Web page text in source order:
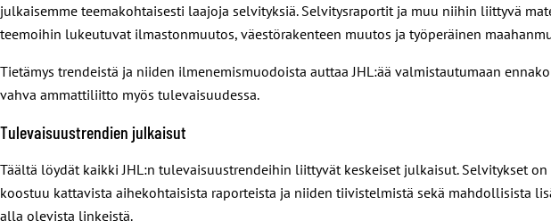
julkaisemme teemakohtaisesti laajoja selvityksiä. Selvitysraportit ja muu niihin liittyvä
teemoihin lukeutuvat ilmastonmuutos, väestörakenteen muutos ja työperäinen
Tietämys trendeistä ja niiden ilmenemismuodoista auttaa JHL:ää valmistautumaan
vahva ammattiliitto myös tulevaisuudessa.
Tulevaisuustrendien julkaisut
Täältä löydät kaikki JHL:n tulevaisuustrendeihin liittyvät keskeiset julkaisut. Selvitykset
koostuu kattavista aihekohtaisista raporteista ja niiden tiivistelmistä sekä mahdollisista
alla olevista linkeistä.